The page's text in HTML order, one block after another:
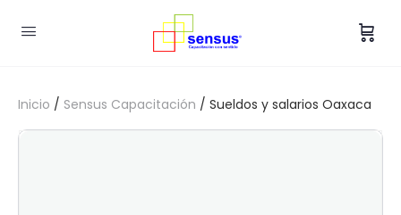
Inicio / Sensus Capacitación / Sueldos y salarios Oaxaca